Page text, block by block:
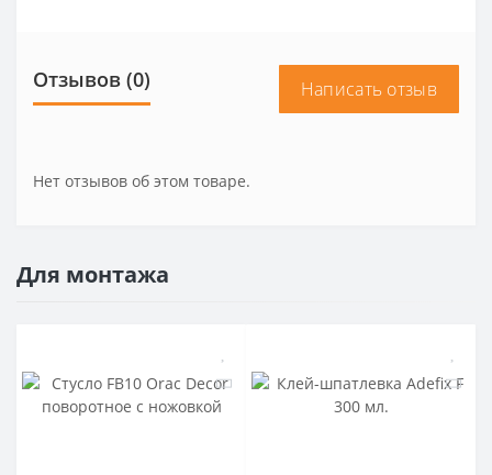
Отзывов (0) Написать отзыв
Нет отзывов об этом товаре.
Для монтажа